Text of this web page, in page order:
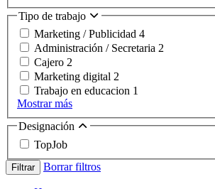
Tipo de trabajo
Marketing / Publicidad 4
Administración / Secretaria 2
Cajero 2
Marketing digital 2
Trabajo en educacion 1
Mostrar más
Designación
TopJob
Filtrar Borrar filtros